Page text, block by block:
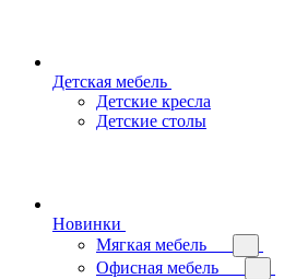
Детская мебель
Детские кресла
Детские столы
Новинки
Мягкая мебель
Офисная мебель